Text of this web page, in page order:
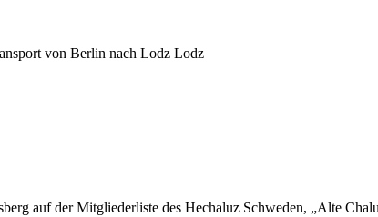
von Berlin nach Lodz Lodz
auf der Mitgliederliste des Hechaluz Schweden, „Alte